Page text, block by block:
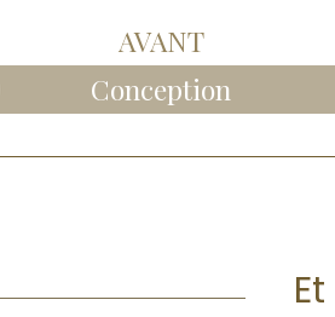
AVANT
Conception